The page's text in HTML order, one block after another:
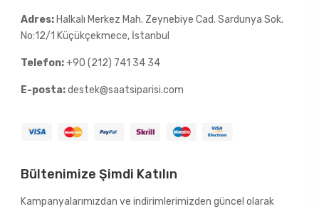
Adres: Halkalı Merkez Mah. Zeynebiye Cad. Sardunya Sok.
No:12/1 Küçükçekmece, İstanbul
Telefon:+90 (212) 741 34 34
E-posta:destek@saatsiparisi.com
Bültenimize Şimdi Katılın
Kampanyalarımızdan ve indirimlerimizden güncel olarak